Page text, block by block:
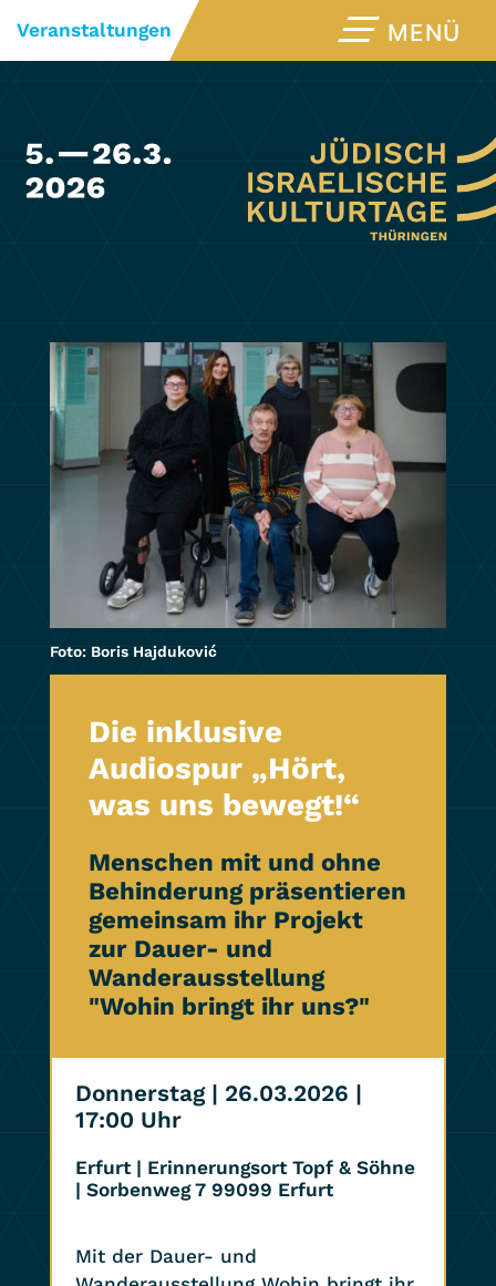
Veranstaltungen MENÜ
Foto: Boris Hajduković
Die inklusive
Audiospur „Hört,
was uns bewegt!“
Menschen mit und ohne
Behinderung präsentieren
gemeinsam ihr Projekt
zur Dauer- und
Wanderausstellung
"Wohin bringt ihr uns?"
Donnerstag | 26.03.2026 |
17:00 Uhr
Erfurt | Erinnerungsort Topf & Söhne
| Sorbenweg 7 99099 Erfurt
Mit der Dauer- und